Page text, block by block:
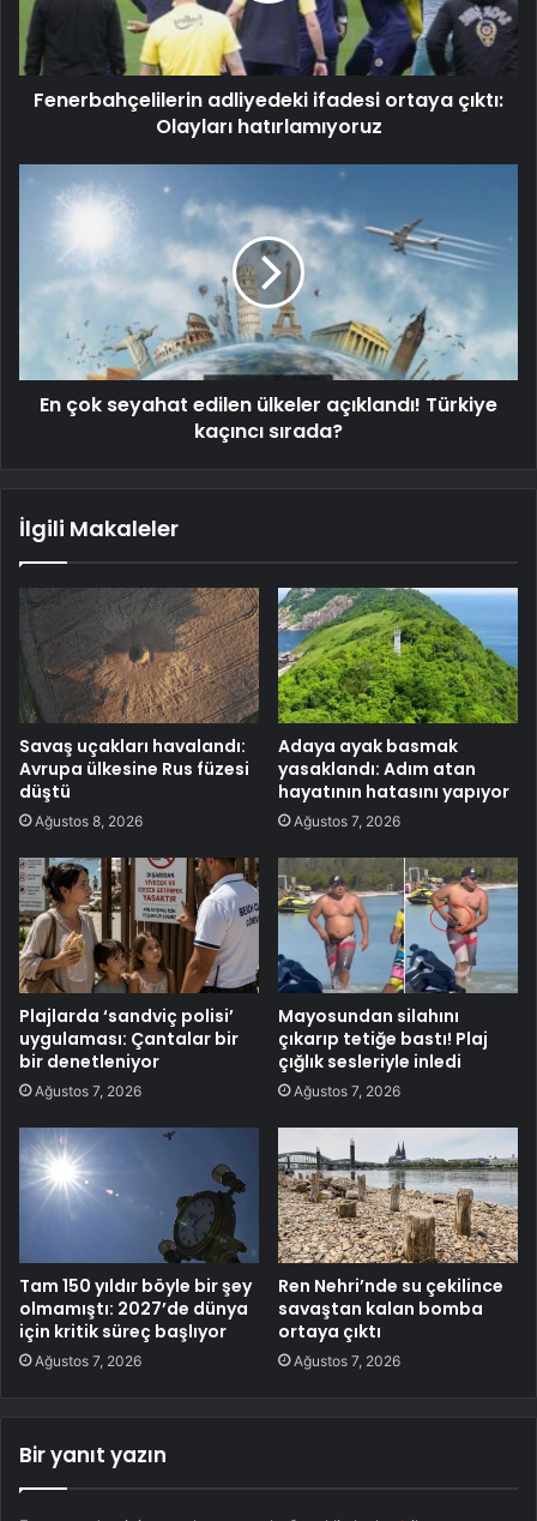
Fenerbahçelilerin adliyedeki ifadesi ortaya çıktı:
Olayları hatırlamıyoruz
En çok seyahat edilen ülkeler açıklandı! Türkiye
kaçıncı sırada?
İlgili Makaleler
Savaş uçakları havalandı:
Avrupa ülkesine Rus füzesi
düştü
Ağustos 8, 2026
Adaya ayak basmak
yasaklandı: Adım atan
hayatının hatasını yapıyor
Ağustos 7, 2026
Plajlarda ‘sandviç polisi’
uygulaması: Çantalar bir
bir denetleniyor
Ağustos 7, 2026
Mayosundan silahını
çıkarıp tetiğe bastı! Plaj
çığlık sesleriyle inledi
Ağustos 7, 2026
Tam 150 yıldır böyle bir şey
olmamıştı: 2027’de dünya
için kritik süreç başlıyor
Ağustos 7, 2026
Ren Nehri’nde su çekilince
savaştan kalan bomba
ortaya çıktı
Ağustos 7, 2026
Bir yanıt yazın